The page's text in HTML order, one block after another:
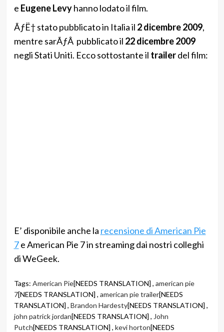
e Eugene Levyhanno lodato il film.
ÃƒË† stato pubblicato in Italia il 2 dicembre 2009,
mentre sarÃƒÂ pubblicato il 22 dicembre 2009
negli Stati Uniti. Ecco sottostante il trailerdel film:
E’ disponibile anche la recensione di American Pie
7e American Pie 7 in streaming dai nostri colleghi
di WeGeek.
Tags: American Pie[NEEDS TRANSLATION] , american pie
7[NEEDS TRANSLATION] , american pie trailer[NEEDS
TRANSLATION] , Brandon Hardesty[NEEDS TRANSLATION] ,
john patrick jordan[NEEDS TRANSLATION] , John
Putch[NEEDS TRANSLATION] , kevi horton[NEEDS